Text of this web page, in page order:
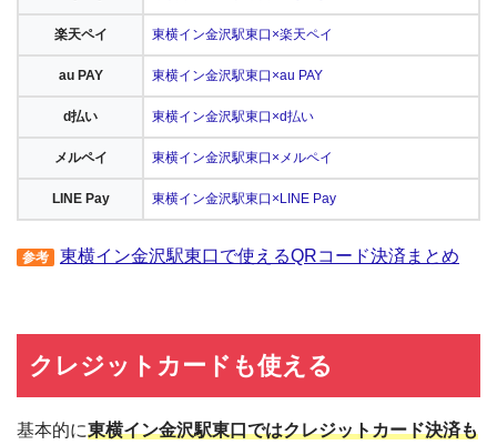
楽天ペイ 東横イン金沢駅東口×楽天ペイ
au PAY 東横イン金沢駅東口×au PAY
d払い 東横イン金沢駅東口×d払い
メルペイ 東横イン金沢駅東口×メルペイ
LINE Pay 東横イン金沢駅東口×LINE Pay
参考 東横イン金沢駅東口で使えるQRコード決済まとめ
クレジットカードも使える
基本的に東横イン金沢駅東口ではクレジットカード決済も